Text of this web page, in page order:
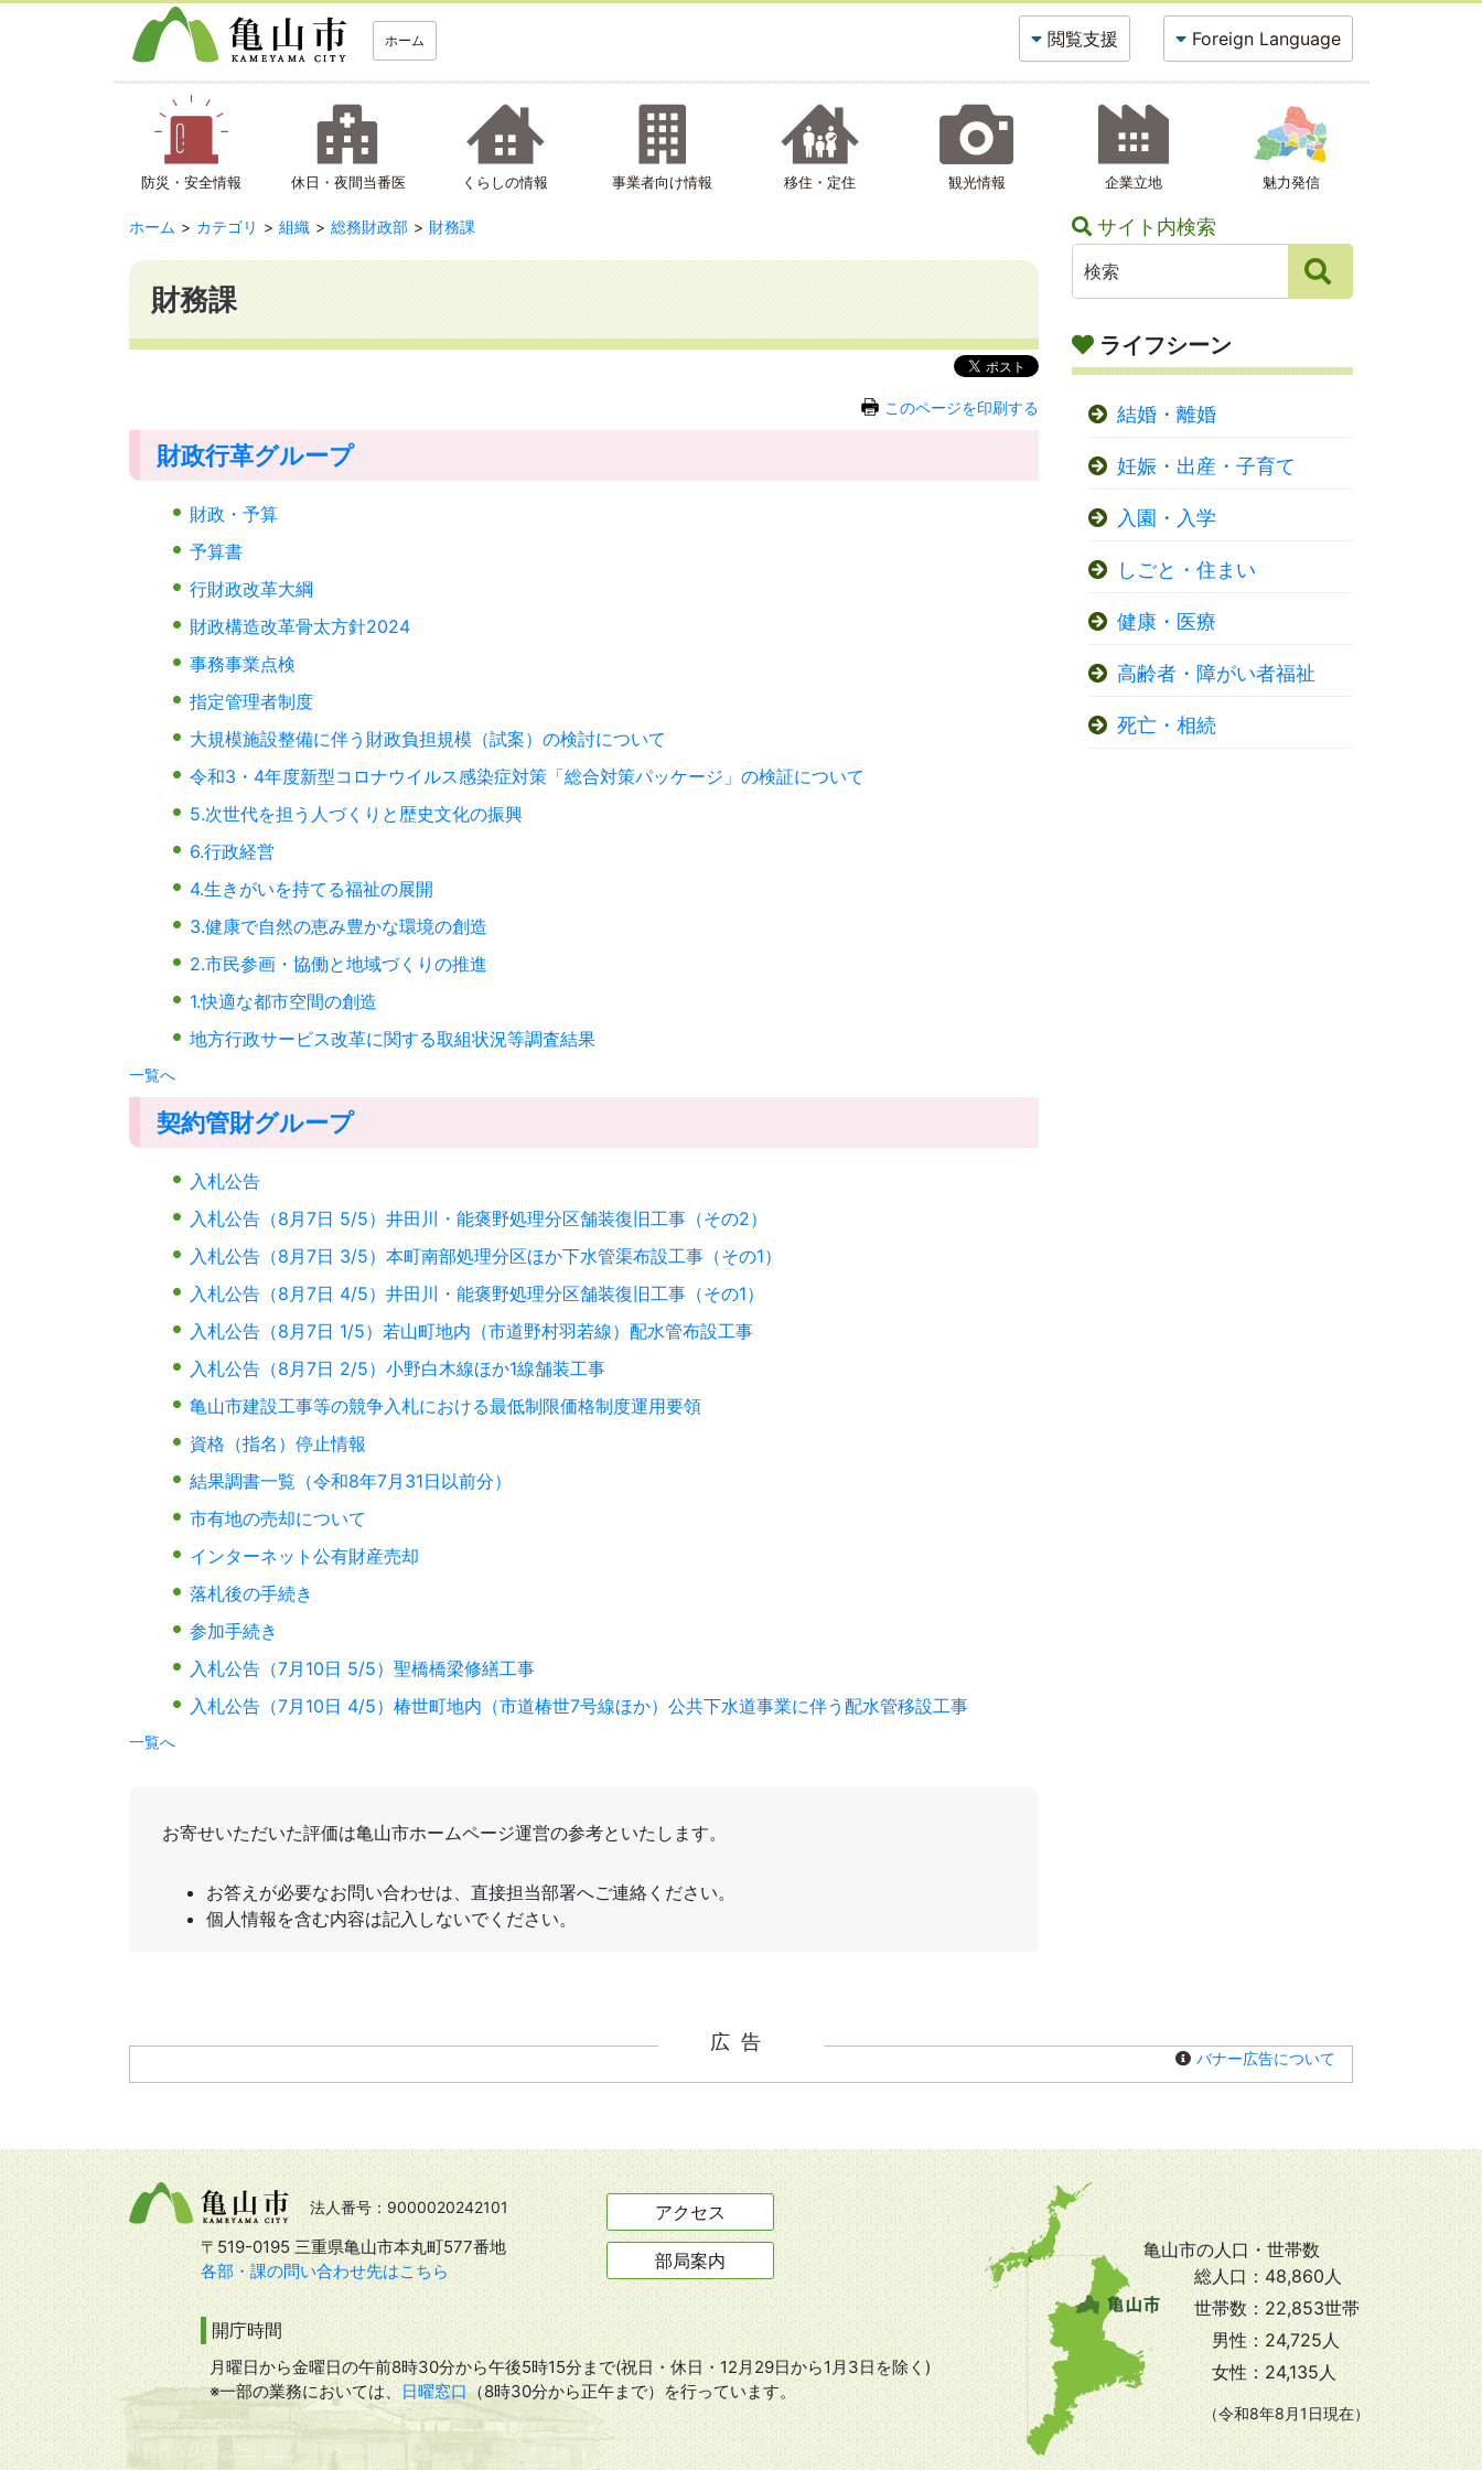
ホーム 閲覧支援 Foreign Language
防災・安全情報 休日・夜間当番医 くらしの情報 事業者向け情報 移住・定住 観光情報 企業立地 魅力発信
ホーム カテゴリ 組織 総務財政部 財務課
財務課
このページを印刷する
財政行革グループ
財政・予算
予算書
行財政改革大綱
財政構造改革骨太方針2024
事務事業点検
指定管理者制度
大規模施設整備に伴う財政負担規模（試案）の検討について
令和3・4年度新型コロナウイルス感染症対策「総合対策パッケージ」の検証について
5.次世代を担う人づくりと歴史文化の振興
6.行政経営
4.生きがいを持てる福祉の展開
3.健康で自然の恵み豊かな環境の創造
2.市民参画・協働と地域づくりの推進
1.快適な都市空間の創造
地方行政サービス改革に関する取組状況等調査結果
一覧へ
契約管財グループ
入札公告
入札公告（8月7日 5/5）井田川・能褒野処理分区舗装復旧工事（その2）
入札公告（8月7日 3/5）本町南部処理分区ほか下水管渠布設工事（その1）
入札公告（8月7日 4/5）井田川・能褒野処理分区舗装復旧工事（その1）
入札公告（8月7日 1/5）若山町地内（市道野村羽若線）配水管布設工事
入札公告（8月7日 2/5）小野白木線ほか1線舗装工事
亀山市建設工事等の競争入札における最低制限価格制度運用要領
資格（指名）停止情報
結果調書一覧（令和8年7月31日以前分）
市有地の売却について
インターネット公有財産売却
落札後の手続き
参加手続き
入札公告（7月10日 5/5）聖橋橋梁修繕工事
入札公告（7月10日 4/5）椿世町地内（市道椿世7号線ほか）公共下水道事業に伴う配水管移設工事
一覧へ
サイト内検索
ライフシーン
結婚・離婚
妊娠・出産・子育て
入園・入学
しごと・住まい
健康・医療
高齢者・障がい者福祉
死亡・相続
広告
バナー広告について
法人番号：9000020242101
〒519-0195 三重県亀山市本丸町577番地
各部・課の問い合わせ先はこちら
アクセス
部局案内
開庁時間
月曜日から金曜日の午前8時30分から午後5時15分まで(祝日・休日・12月29日から1月3日を除く)
※一部の業務においては、
日曜窓口（8時30分から正午まで）を行っています。
亀山市の人口・世帯数
総人口： 48,860人
世帯数： 22,853世帯
男性： 24,725人
女性： 24,135人
（令和8年8月1日現在）